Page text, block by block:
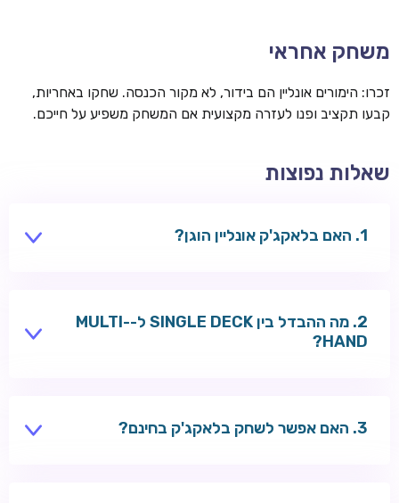
משחק אחראי
זכרו: הימורים אונליין הם בידור, לא מקור הכנסה. שחקו באחריות,
קבעו תקציב ופנו לעזרה מקצועית אם המשחק משפיע על חייכם.
שאלות נפוצות
האם בלאקג'ק אונליין הוגן?
אמיתיים.
מה ההבדל בין SINGLE DECK ל-MULTI-
HAND?
במקביל.
האם אפשר לשחק בלאקג'ק בחינם?